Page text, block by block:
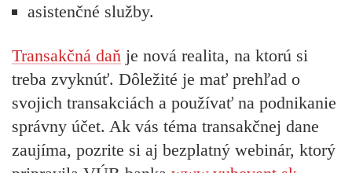
asistenčné služby.
Transakčná daň je nová realita, na ktorú si
treba zvyknúť. Dôležité je mať prehľad o
svojich transakciách a používať na podnikanie
správny účet. Ak vás téma transakčnej dane
zaujíma, pozrite si aj bezplatný webinár, ktorý